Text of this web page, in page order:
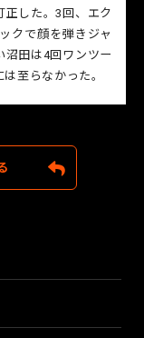
正した。3回、エク
クで顔を弾きジャ
沼田は4回ワンツー
至らなかった。